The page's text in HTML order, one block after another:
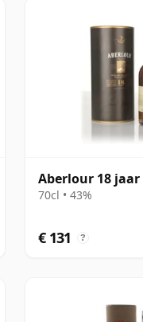
Aberlour 18 jaar
70cl • 43%
€ 131 ?